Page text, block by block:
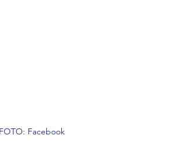
Facebook